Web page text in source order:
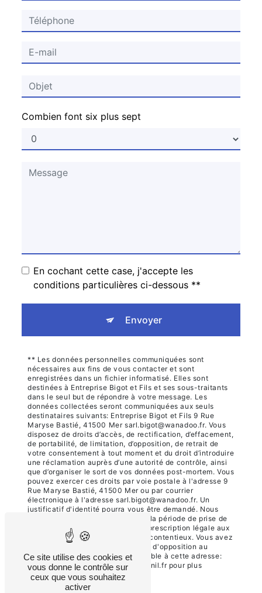
Combien font six plus sept
En cochant cette case, j'accepte les
conditions particulières ci-dessous **
Envoyer
** Les données personnelles communiquées sont
nécessaires aux fins de vous contacter et sont
enregistrées dans un fichier informatisé. Elles sont
destinées à Entreprise Bigot et Fils et ses sous-traitants
dans le seul but de répondre à votre message. Les
données collectées seront communiquées aux seuls
destinataires suivants: Entreprise Bigot et Fils 9 Rue
Maryse Bastié, 41500 Mer sarl.bigot@wanadoo.fr. Vous
disposez de droits d’accès, de rectification, d’effacement,
de portabilité, de limitation, d’opposition, de retrait de
votre consentement à tout moment et du droit d’introduire
une réclamation auprès d’une autorité de contrôle, ainsi
que d’organiser le sort de vos données post-mortem. Vous
pouvez exercer ces droits par voie postale à l'adresse 9
Rue Maryse Bastié, 41500 Mer ou par courrier
électronique à l'adresse sarl.bigot@wanadoo.fr. Un
justificatif d'identité pourra vous être demandé. Nous
conservons vos données pendant la période de prise de
contact puis pendant la durée de prescription légale aux
fins probatoires et de gestion des contentieux. Vous avez
le droit de vous inscrire sur la liste d'opposition au
démarchage téléphonique, disponible à cette adresse:
Bloctel.gouv.fr. Consultez le site cnil.fr pour plus
d’informations sur vos droits.
Ce site utilise des cookies et
vous donne le contrôle sur
ceux que vous souhaitez
activer